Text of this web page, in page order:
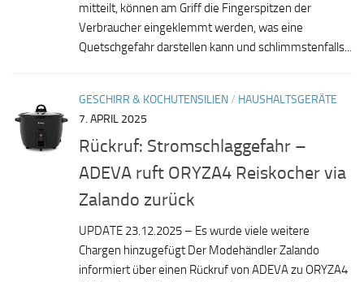
mitteilt, können am Griff die Fingerspitzen der
Verbraucher eingeklemmt werden, was eine
Quetschgefahr darstellen kann und schlimmstenfalls...
GESCHIRR & KOCHUTENSILIEN/ HAUSHALTSGERÄTE
7. APRIL 2025
Rückruf: Stromschlaggefahr –
ADEVA ruft ORYZA4 Reiskocher via
Zalando zurück
UPDATE 23.12.2025 – Es wurde viele weitere
Chargen hinzugefügt Der Modehändler Zalando
informiert über einen Rückruf von ADEVA zu ORYZA4